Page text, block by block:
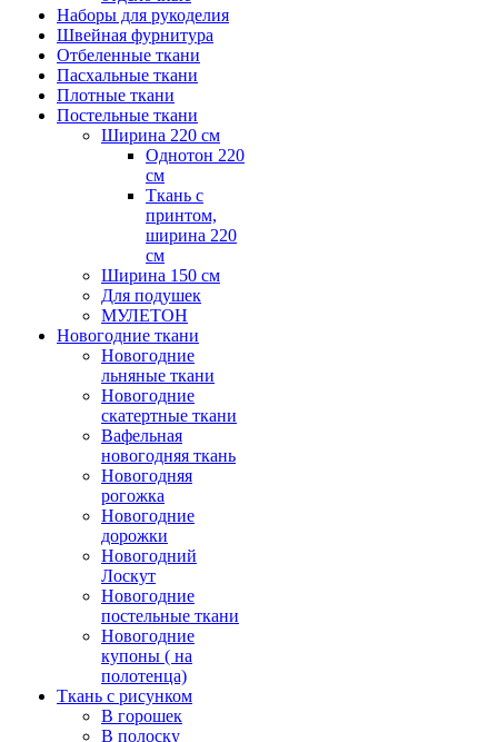
Наборы для рукоделия
Швейная фурнитура
Отбеленные ткани
Пасхальные ткани
Плотные ткани
Постельные ткани
Ширина 220 см
Однотон 220
см
Ткань с
принтом,
ширина 220
см
Ширина 150 см
Для подушек
МУЛЕТОН
Новогодние ткани
Новогодние
льняные ткани
Новогодние
скатертные ткани
Вафельная
новогодняя ткань
Новогодняя
рогожка
Новогодние
дорожки
Новогодний
Лоскут
Новогодние
постельные ткани
Новогодние
купоны ( на
полотенца)
Ткань с рисунком
В горошек
В полоску